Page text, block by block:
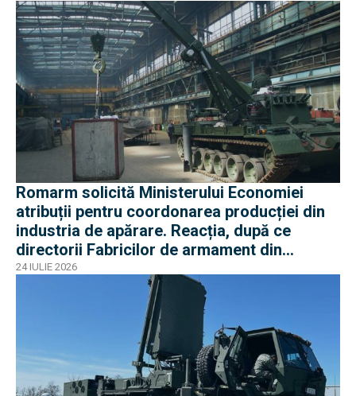
Romarm solicită Ministerului Economiei
atribuții pentru coordonarea producției din
industria de apărare. Reacția, după ce
directorii Fabricilor de armament din
București și Plopeni au fost reținuți de DNA
24 IULIE 2026